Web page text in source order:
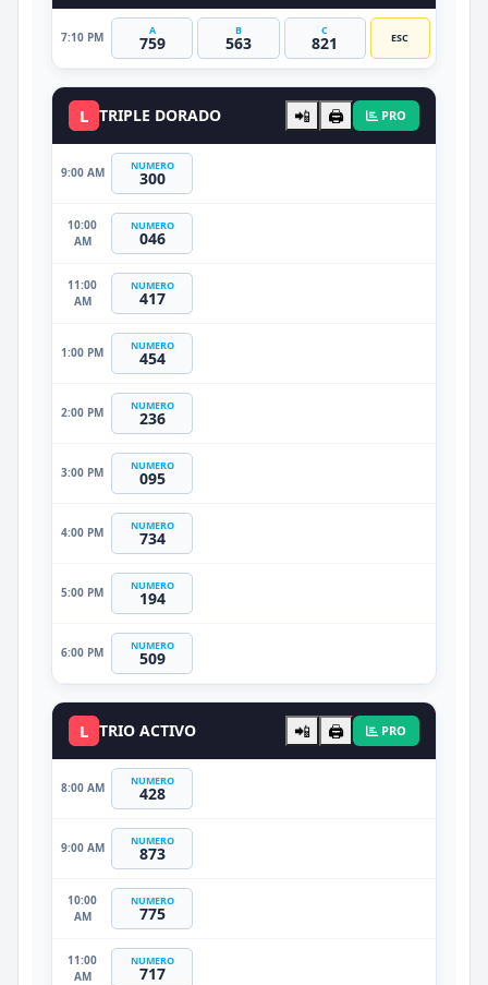
7:10 PM A
759
B
563
C
821 ESC
L TRIPLE DORADO 📲 🖨️ PRO
9:00 AM NUMERO
300
10:00
AM
NUMERO
046
11:00
AM
NUMERO
417
1:00 PM NUMERO
454
2:00 PM NUMERO
236
3:00 PM NUMERO
095
4:00 PM NUMERO
734
5:00 PM NUMERO
194
6:00 PM NUMERO
509
L TRIO ACTIVO 📲 🖨️ PRO
8:00 AM NUMERO
428
9:00 AM NUMERO
873
10:00
AM
NUMERO
775
11:00
AM
NUMERO
717